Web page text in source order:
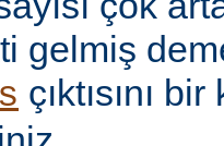
gelmiş
çıktısını